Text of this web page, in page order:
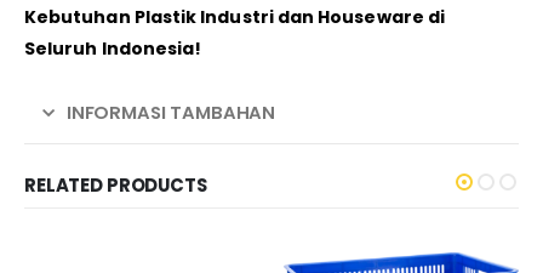
Kebutuhan Plastik Industri dan Houseware di
Seluruh Indonesia!
INFORMASI TAMBAHAN
RELATED PRODUCTS